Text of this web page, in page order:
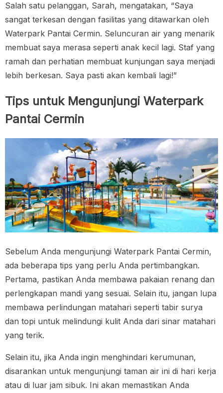
Salah satu pelanggan, Sarah, mengatakan, “Saya
sangat terkesan dengan fasilitas yang ditawarkan oleh
Waterpark Pantai Cermin. Seluncuran air yang menarik
membuat saya merasa seperti anak kecil lagi. Staf yang
ramah dan perhatian membuat kunjungan saya menjadi
lebih berkesan. Saya pasti akan kembali lagi!”
Tips untuk Mengunjungi Waterpark
Pantai Cermin
Sebelum Anda mengunjungi Waterpark Pantai Cermin,
ada beberapa tips yang perlu Anda pertimbangkan.
Pertama, pastikan Anda membawa pakaian renang dan
perlengkapan mandi yang sesuai. Selain itu, jangan lupa
membawa perlindungan matahari seperti tabir surya
dan topi untuk melindungi kulit Anda dari sinar matahari
yang terik.
Selain itu, jika Anda ingin menghindari kerumunan,
disarankan untuk mengunjungi taman air ini di hari kerja
atau di luar jam sibuk. Ini akan memastikan Anda